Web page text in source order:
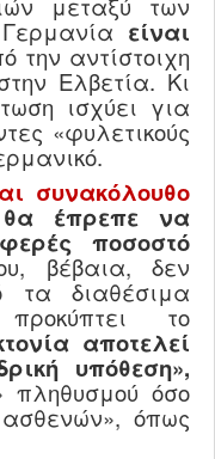
είναι
την αντίστοιχη
Ελβετία. Κι
ισχύει για
«φυλετικούς
συνακόλουθο
θα έπρεπε να
ποσοστό
βέβαια, δεν
τα διαθέσιμα
το
αποτελεί
υπόθεση»,
πληθυσμού όσο
όπως